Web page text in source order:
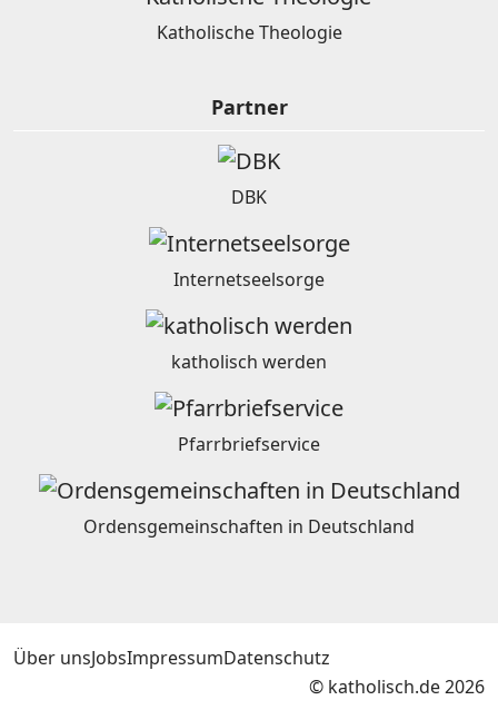
Katholische Theologie
Partner
DBK
Internetseelsorge
katholisch werden
Pfarrbriefservice
Ordensgemeinschaften in Deutschland
Über unsJobsImpressumDatenschutz
© katholisch.de 2026